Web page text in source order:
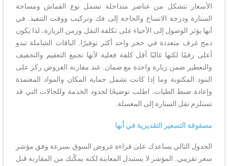
الأسعار تتشكل من عناصر متداخلة تشمل نوع القماش ومساحة
الستارة ودرجة الاتساخ والحاجة إلى فك وتركيب ووقت التنفيذ. في
أبها يؤثر الوصول إلى الأحياء على تكلفة النقل وزمن الزيارة، لذا يكون
دمج غرف متعددة في حجز واحد أكثر توفيرًا. الباقات الشاملة تبدو
أعلى رقمًا لكنها غالبًا أقل كلفة فعلية لأنها تجمع التعقيم والتجفيف
والتعطير ضمن زيارة واحدة مع ضمان. عند مقارنة العروض ركز على
البنود المكتوبة وما إذا كانت تشمل حماية المكان والمواد المعتمدة
وإعادة ضبط الطيات. اطلب توضيحًا لحدود الخدمة وللحالات التي قد
تستلزم نقل الستارة إلى المغسلة.
مصفوفة التسعير التقديرية في أبها
الجدول التالي يساعدك على قراءة عروض السوق بسرعة وفق مؤشر
سعر تقريبي. المؤشر لا يستبدل المعاينة لكنه يمكّنك من المقارنة قبل